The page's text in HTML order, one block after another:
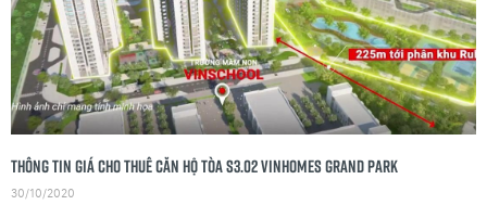
Thông tin giá cho thuê căn hộ Tòa S3.02 Vinhomes Grand Park
30/10/2020